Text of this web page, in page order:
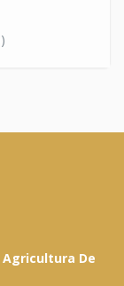
Agricultura De